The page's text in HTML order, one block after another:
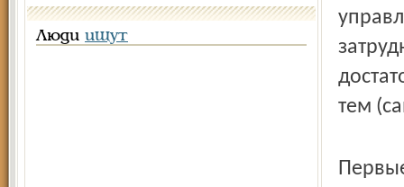
Люди ищут
тем